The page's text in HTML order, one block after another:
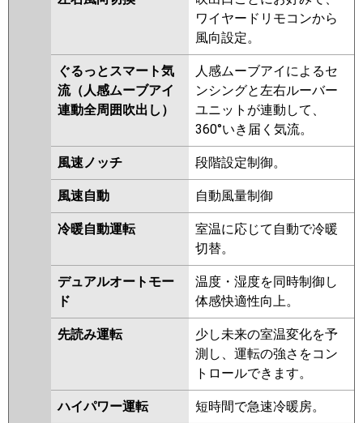
ZRP280EFGR PLZX-
ZRP280ELFGR
RCI-GP280RGHP5 RCI-
GP280RGHP4 RCI-GP280RGHP2-
G RCI-GP280RGHP3 RCI-
GP280RGHP2 RCI-GP280RGHP1
RCI-GP280RGHP RCI-
AP280GHP7-kobe RCI-
AP280GHP7 RCI-AP280GHP6-
kobe RCI-AP280GHP6
FDTZ2806HP6S-rak
FDTZ2806HP6S-airf
FDTZ2806HP6S FDTZ2806HP6S-
FDTZ2805HP5SA-osj
FDTZ2805HP5SA-rak
FDTZ2805HP5SA-airf
FDTZ2805HP5SA
パナソニック PA-P280U7GDNBX PA-
P280U7GDB PA-P280U7GDNB
ワイヤードリモコンから
風向設定。
ぐるっとスマート気
流（人感ムーブアイ
連動全周囲吹出し）
人感ムーブアイによるセ
ンシングと左右ルーバー
ユニットが連動して、
360°いき届く気流。
風速ノッチ 段階設定制御。
風速自動 自動風量制御
冷暖自動運転
室温に応じて自動で冷暖
切替。
デュアルオートモー
ド
温度・湿度を同時制御し
体感快適性向上。
先読み運転
少し未来の室温変化を予
測し、運転の強さをコン
トロールできます。
ハイパワー運転 短時間で急速冷暖房。